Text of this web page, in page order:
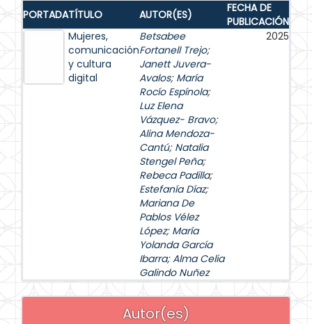
PORTADATÍTULO AUTOR(ES)
FECHA DE
PUBLICACIÓN
Mujeres,
comunicación
y cultura
digital
Betsabee
Fortanell Trejo;
Janett Juvera-
Avalos; María
Rocío Espínola;
Luz Elena
Vázquez- Bravo;
Alina Mendoza-
Cantú; Natalia
Stengel Peña;
Rebeca Padilla;
Estefanía Díaz;
Mariana De
Pablos Vélez
López; María
Yolanda García
Ibarra;Alma Celia
Galindo Nuñez
2025
Autor(es)